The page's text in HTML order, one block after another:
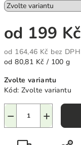
od 199 Kč
od 164,46 Kč bez DPH
Měrná
od 80,81 Kč / 100 g
Zvolte variantu
Kód: Zvolte variantu
+
−